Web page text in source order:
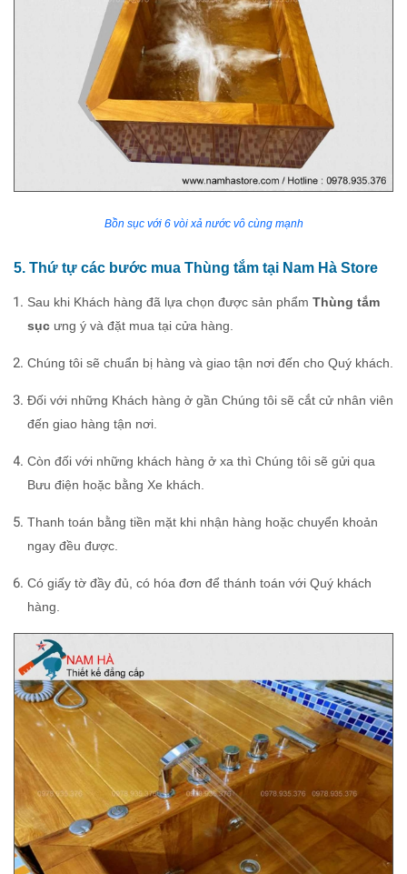
Bồn sục với 6 vòi xả nước vô cùng mạnh
5. Thứ tự các bước mua Thùng tắm tại Nam Hà Store
Sau khi Khách hàng đã lựa chọn được sản phẩm Thùng tắm
sục ưng ý và đặt mua tại cửa hàng.
Chúng tôi sẽ chuẩn bị hàng và giao tận nơi đến cho Quý khách.
Đối với những Khách hàng ở gần Chúng tôi sẽ cắt cử nhân viên
đến giao hàng tận nơi.
Còn đối với những khách hàng ở xa thì Chúng tôi sẽ gửi qua
Bưu điện hoặc bằng Xe khách.
Thanh toán bằng tiền mặt khi nhận hàng hoặc chuyển khoản
ngay đều được.
Có giấy tờ đầy đủ, có hóa đơn để thánh toán với Quý khách
hàng.